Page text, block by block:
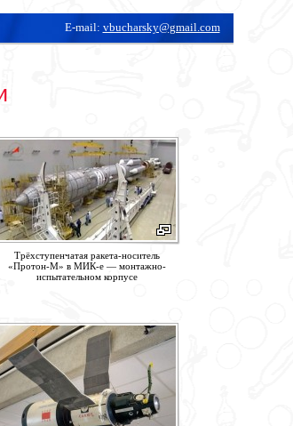
E-mail: vbucharsky@gmail.com
Трёхступенчатая ракета-носитель
«Протон-М» в МИК-е — монтажно-
испытательном корпусе